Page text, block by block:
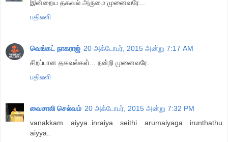
இன்றைய தகவல் அருமை முனைவரே...
பதிலளி
வெங்கட் நாகராஜ் 20 அக்டோபர், 2015 அன்று 7:17 AM
சிறப்பான தகவல்கள்... நன்றி முனைவரே.
பதிலளி
வைசாலி செல்வம் 20 அக்டோபர், 2015 அன்று 7:32 PM
vanakkam aiyya..inraiya seithi arumaiyaga irunthathu
aiyya..